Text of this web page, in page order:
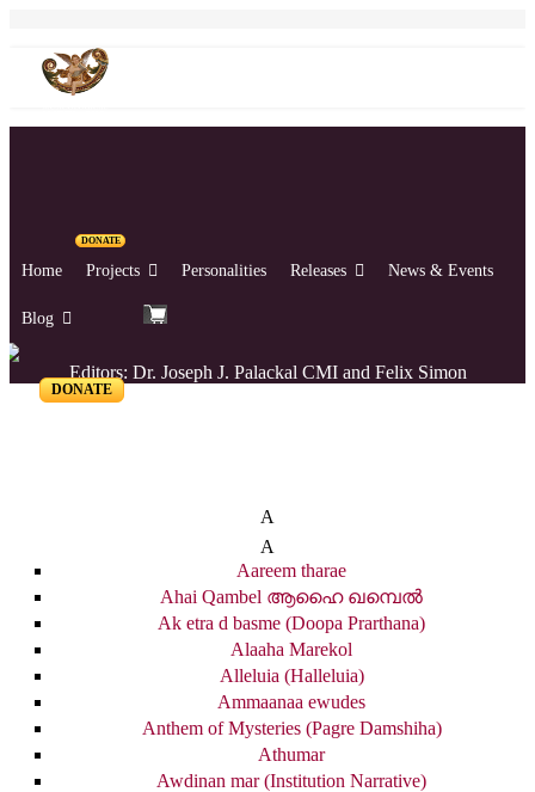
DONATE
Home Projects Personalities Releases News & Events
Blog
DONATE
Editors: Dr. Joseph J. Palackal CMI and Felix Simon
A
A
Aareem tharae
Ahai Qambel ആഹൈ ഖമ്പെൽ
Ak etra d basme (Doopa Prarthana)
Alaaha Marekol
Alleluia (Halleluia)
Ammaanaa ewudes
Anthem of Mysteries (Pagre Damshiha)
Athumar
Awdinan mar (Institution Narrative)